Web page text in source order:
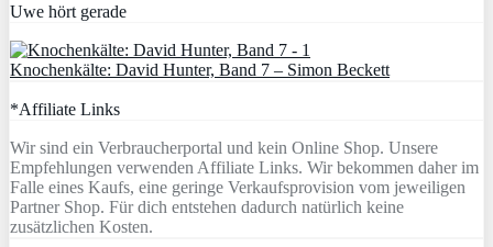
Uwe hört gerade
Knochenkälte: David Hunter, Band 7 – Simon Beckett
*Affiliate Links
Wir sind ein Verbraucherportal und kein Online Shop. Unsere
Empfehlungen verwenden Affiliate Links. Wir bekommen daher im
Falle eines Kaufs, eine geringe Verkaufsprovision vom jeweiligen
Partner Shop. Für dich entstehen dadurch natürlich keine
zusätzlichen Kosten.